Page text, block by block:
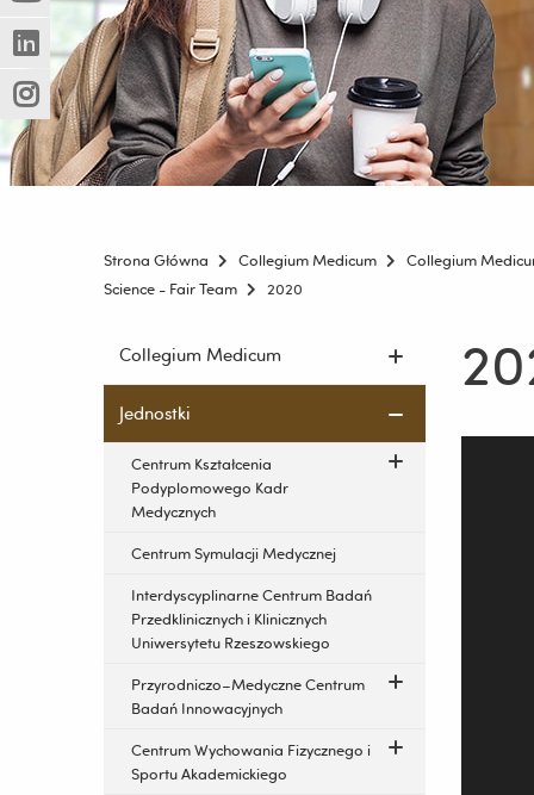
innej
strony)
okno)
do
innej
strony)
(Nowe
okno)
(Link
do
innej
strony)
(Nowe
okno)
(Link
do
innej
strony)
Strona Główna Collegium Medicum
Collegium
Science - Fair Team
2020
Pomiń
i
przejdź
do
treści
Collegium Medicum
Jednostki
Centrum Kształcenia
Podyplomowego Kadr
Medycznych
Centrum Symulacji Medycznej
Interdyscyplinarne Centrum Badań
Przedklinicznych i Klinicznych
Uniwersytetu Rzeszowskiego
Przyrodniczo–Medyczne Centrum
Badań Innowacyjnych
Centrum Wychowania Fizycznego i
Sportu Akademickiego